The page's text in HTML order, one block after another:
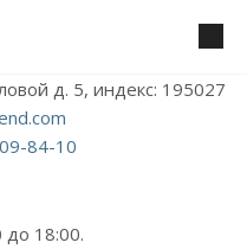
д. 5, индекс: 195027
84-10
до 18:00.